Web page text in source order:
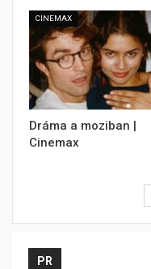
CINEMAX
Dráma a moziban |
Cinemax
PR